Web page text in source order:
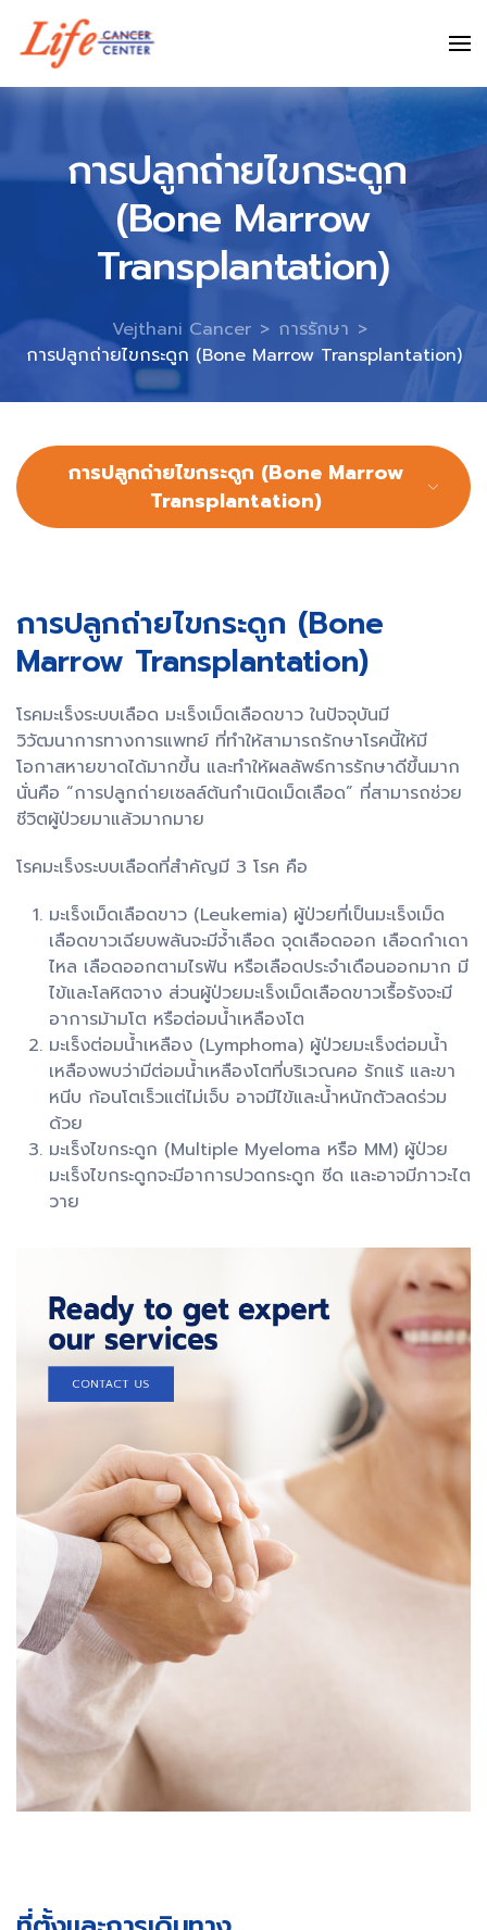
content
การปลูกถ่ายไขกระดูก ​​
(Bone Marrow
Transplantation)
Vejthani Cancer > การรักษา >
การปลูกถ่ายไขกระดูก ​​(Bone Marrow Transplantation)
การปลูกถ่ายไขกระดูก ​​(Bone Marrow
Transplantation)
การปลูกถ่ายไขกระดูก ​​(Bone
Marrow Transplantation)
โรคมะเร็งระบบเลือด มะเร็งเม็ดเลือดขาว ในปัจจุบันมี
วิวัฒนาการทางการแพทย์ ที่ทำให้สามารถรักษาโรคนี้ให้มี
โอกาสหายขาดได้มากขึ้น และทำให้ผลลัพธ์การรักษาดีขึ้นมาก
นั่นคือ “การปลูกถ่ายเซลล์ต้นกำเนิดเม็ดเลือด” ที่สามารถช่วย
ชีวิตผู้ป่วยมาแล้วมากมาย
โรคมะเร็งระบบเลือดที่สำคัญมี 3 โรค คือ
มะเร็งเม็ดเลือดขาว (Leukemia) ผู้ป่วยที่เป็นมะเร็งเม็ด
เลือดขาวเฉียบพลันจะมีจ้ำเลือด จุดเลือดออก เลือดกำเดา
ไหล เลือดออกตามไรฟัน หรือเลือดประจำเดือนออกมาก มี
ไข้และโลหิตจาง ส่วนผู้ป่วยมะเร็งเม็ดเลือดขาวเรื้อรังจะมี
อาการม้ามโต หรือต่อมน้ำเหลืองโต
มะเร็งต่อมน้ำเหลือง (Lymphoma) ผู้ป่วยมะเร็งต่อมน้ำ
เหลืองพบว่ามีต่อมน้ำเหลืองโตที่บริเวณคอ รักแร้ และขา
หนีบ ก้อนโตเร็วแต่ไม่เจ็บ อาจมีไข้และน้ำหนักตัวลดร่วม
ด้วย
มะเร็งไขกระดูก (Multiple Myeloma หรือ MM) ผู้ป่วย
มะเร็งไขกระดูกจะมีอาการปวดกระดูก ซีด และอาจมีภาวะไต
วาย